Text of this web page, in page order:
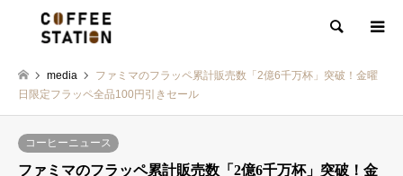
検索
media
ファミマのフラッペ累計販売数「2億6千万杯」突破！金曜
日限定フラッペ全品100円引きセール
コーヒーニュース
ファミマのフラッペ累計販売数「2億6千万杯」突破！金